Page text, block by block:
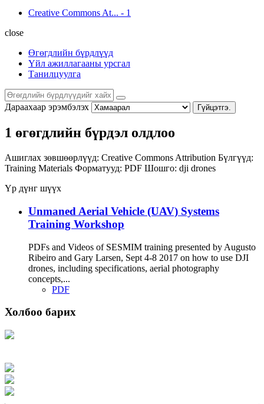
Creative Commons At... - 1
close
Өгөгдлийн бүрдлүүд
Үйл ажиллагааны урсгал
Танилцуулга
Дараахаар эрэмбэлэх Гүйцэтгэ.
1 өгөгдлийн бүрдэл олдлоо
Ашиглах зөвшөөрлүүд: Creative Commons Attribution Бүлгүүд:
Training Materials Форматууд: PDF Шошго: dji drones
Үр дүнг шүүх
Unmaned Aerial Vehicle (UAV) Systems
Training Workshop
PDFs and Videos of SESMIM training presented by Augusto
Ribeiro and Gary Larsen, Sept 4-8 2017 on how to use DJI
drones, including specifications, aerial photography
concepts,...
PDF
Холбоо барих